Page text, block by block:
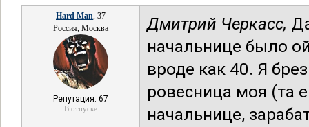
Hard Man, 37
Россия, Москва
Репутация: 67
В отпуске
Дмитрий Черкасс,
начальнице было
вроде как 40. Я
ровесница моя (та
начальнице,